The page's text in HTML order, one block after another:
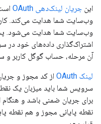
این جریان لینک‌دهی OAuth
وب‌سایت شما هدایت می‌کند.
وب‌سایت شما هدایت می‌شود. پس
اشتراک‌گذاری داده‌های خود در
آن مرحله، حساب گوگل کاربر
لینک OAuth
برای جریان ضمنی باشد و هنگام
نقطه پایانی مجوز و هم نقطه